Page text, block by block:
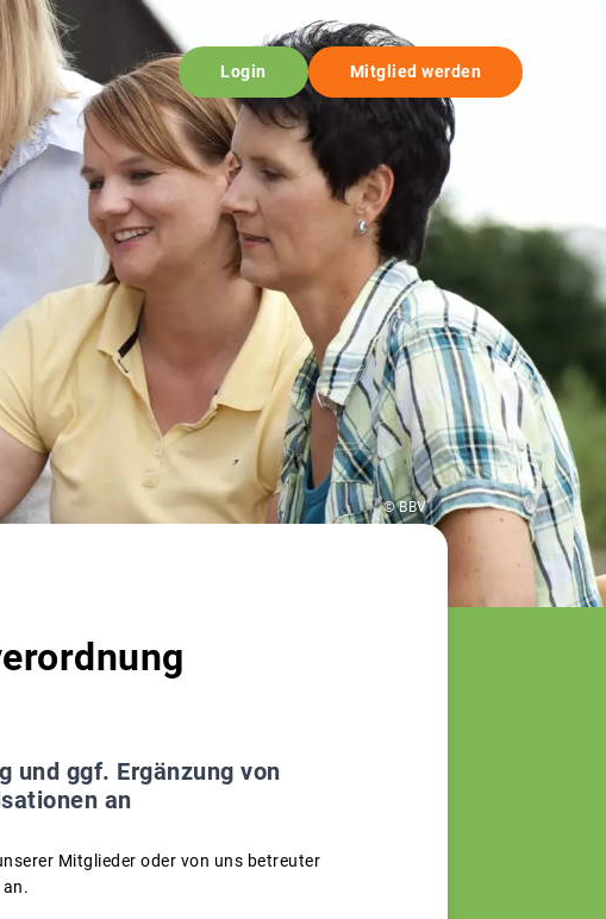
Login Mitglied werden
© BBV
und ggf. Ergänzung von
an
Mitglieder oder von uns betreuter